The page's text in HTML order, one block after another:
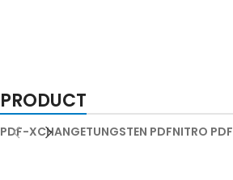
PRODUCT
PDF-XCHANGETUNGSTEN PDFNITRO PDF